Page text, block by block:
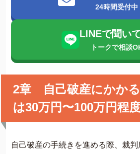
24時間受付中
LINEで聞い
トークで相談
2章 自己破産にかか
は30万円〜100万円程
自己破産の手続きを進める際、裁